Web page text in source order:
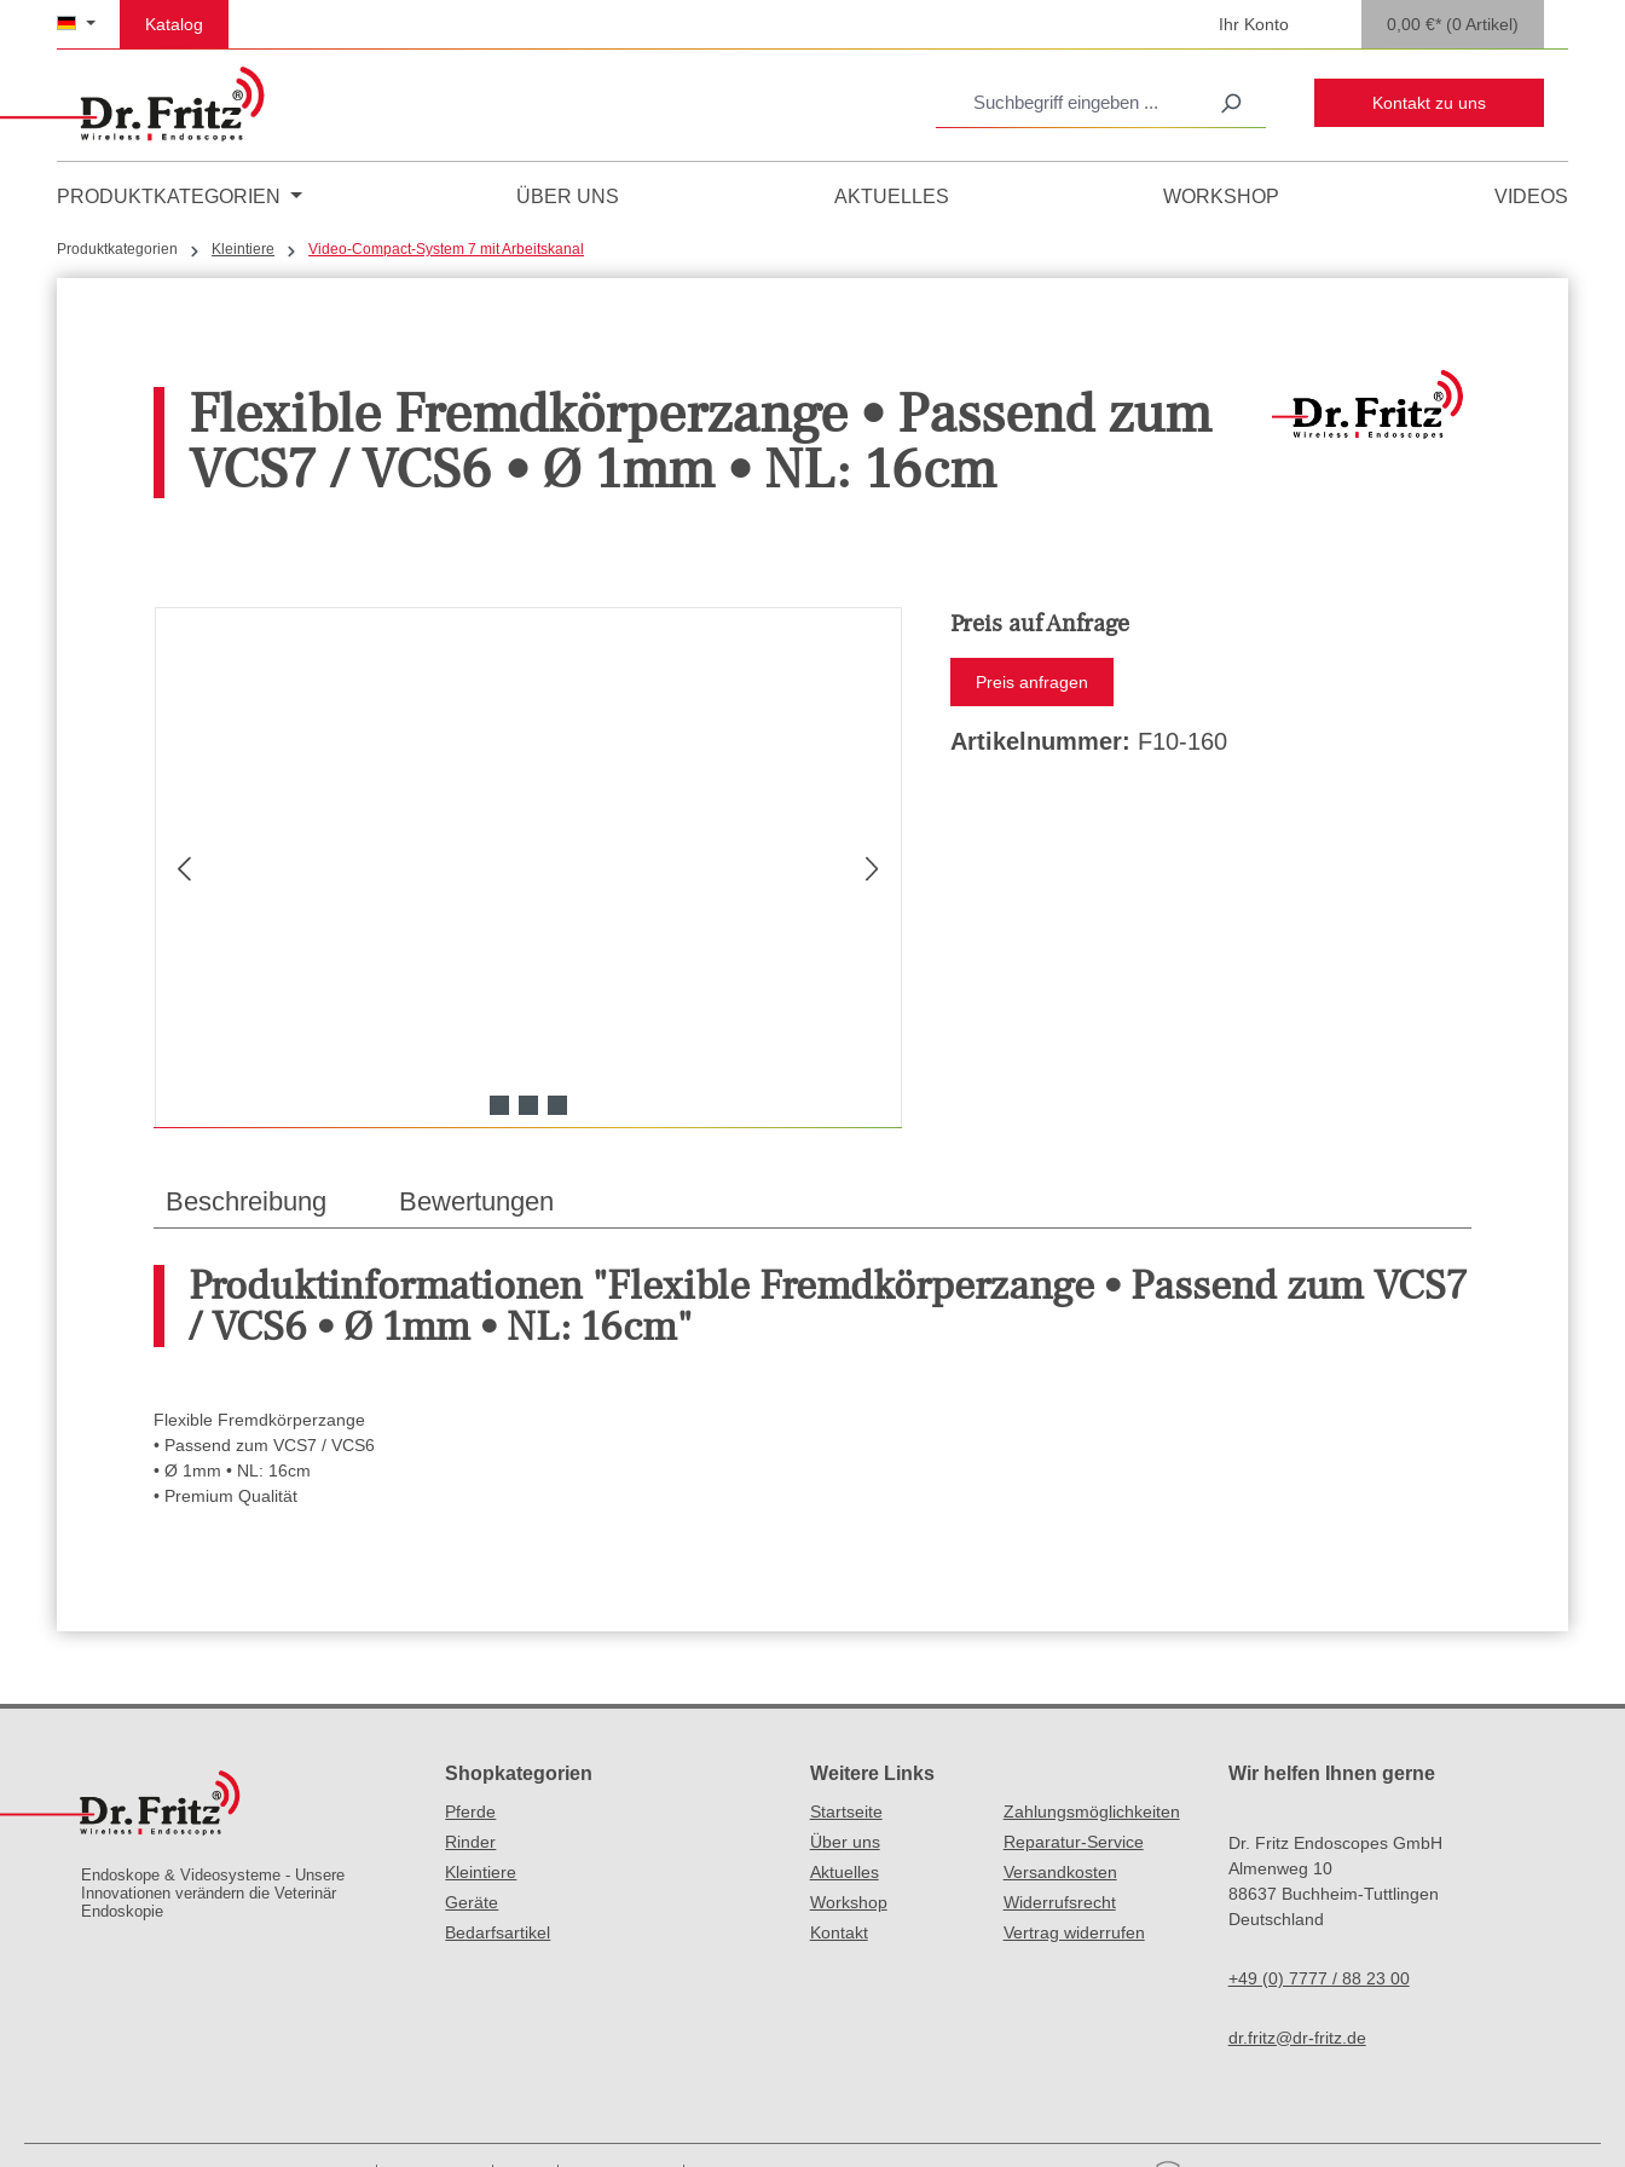
Hauptinhalt springen
Zur Suche springen
Zur Hauptnavigation springen
Katalog Ihr Konto 0,00 €* (0 Artikel)
Kontakt zu uns
PRODUKTKATEGORIEN ÜBER UNS AKTUELLES WORKSHOP VIDEOS
Produktkategorien Kleintiere Video-Compact-System 7 mit Arbeitskanal
Flexible Fremdkörperzange • Passend zum
VCS7 / VCS6 • Ø 1mm • NL: 16cm
Preis auf Anfrage
Preis anfragen
Artikelnummer: F10-160
Beschreibung Bewertungen
Produktinformationen "Flexible Fremdkörperzange • Passend zum VCS7
/ VCS6 • Ø 1mm • NL: 16cm"
Flexible Fremdkörperzange
• Passend zum VCS7 / VCS6
• Ø 1mm • NL: 16cm
• Premium Qualität
Endoskope & Videosysteme - Unsere
Innovationen verändern die Veterinär
Endoskopie
Shopkategorien
Pferde
Rinder
Kleintiere
Geräte
Bedarfsartikel
Weitere Links
Startseite
Über uns
Aktuelles
Workshop
Kontakt
Zahlungsmöglichkeiten
Reparatur-Service
Versandkosten
Widerrufsrecht
Vertrag widerrufen
Wir helfen Ihnen gerne
Dr. Fritz Endoscopes GmbH
Almenweg 10
88637 Buchheim-Tuttlingen
Deutschland
+49 (0) 7777 / 88 23 00
dr.fritz@dr-fritz.de